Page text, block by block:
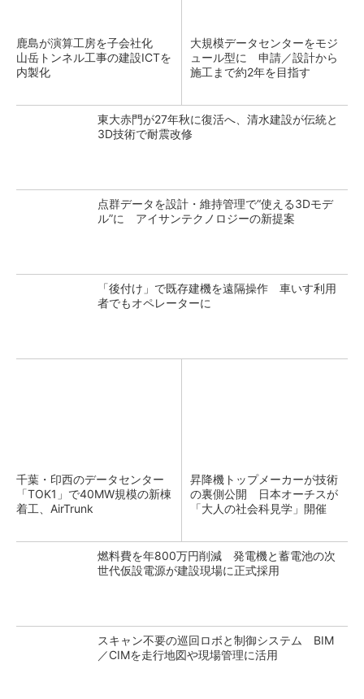
鹿島が演算工房を子会社化
山岳トンネル工事の建設ICTを
内製化
大規模データセンターをモジ
ュール型に 申請／設計から
施工まで約2年を目指す
東大赤門が27年秋に復活へ、清水建設が伝統と
3D技術で耐震改修
点群データを設計・維持管理で“使える3Dモデ
ル”に アイサンテクノロジーの新提案
「後付け」で既存建機を遠隔操作 車いす利用
者でもオペレーターに
千葉・印西のデータセンター
「TOK1」で40MW規模の新棟
着工、AirTrunk
昇降機トップメーカーが技術
の裏側公開 日本オーチスが
「大人の社会科見学」開催
燃料費を年800万円削減 発電機と蓄電池の次
世代仮設電源が建設現場に正式採用
スキャン不要の巡回ロボと制御システム BIM
／CIMを走行地図や現場管理に活用